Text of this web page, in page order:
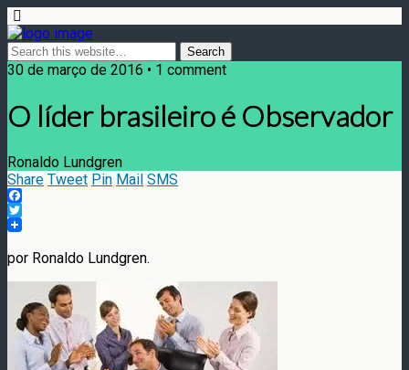
30 de março de 2016 • 1 comment
O líder brasileiro é Observador
Ronaldo Lundgren
Share Tweet Pin Mail SMS
Facebook
Twitter
por Ronaldo Lundgren.